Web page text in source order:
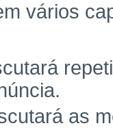
vários
as